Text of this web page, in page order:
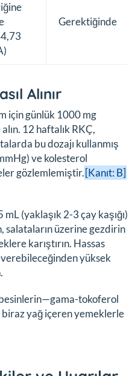
Gerektiğinde
Alınır
için günlük 1000 mg
12 haftalık RKÇ,
bu dozajı kullanmış
ve kolesterol
gözlemlemiştir.[Kanıt: B]
(yaklaşık 2-3 çay kaşığı)
salataların üzerine gezdirin
karıştırın. Hassas
yüksek
tokoferol
yağ içeren yemeklerle